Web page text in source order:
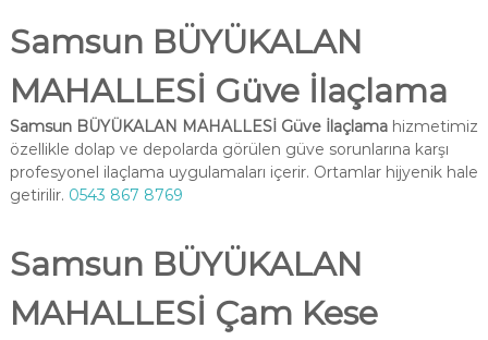
Samsun BÜYÜKALAN
MAHALLESİ Güve İlaçlama
Samsun BÜYÜKALAN MAHALLESİ Güve İlaçlamahizmetimiz
özellikle dolap ve depolarda görülen güve sorunlarına karşı
profesyonel ilaçlama uygulamaları içerir. Ortamlar hijyenik hale
getirilir. 0543 867 8769
Samsun BÜYÜKALAN
MAHALLESİ Çam Kese